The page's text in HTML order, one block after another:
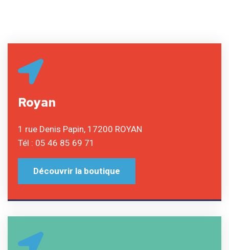
Royan
1 rue Denis Papin, 17200 ROYAN
Tél : 05 46 85 69 71
Découvrir la boutique